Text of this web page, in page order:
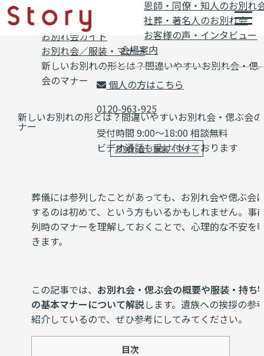
恩師・同僚・知人のお別れ
社葬・著名人のお別れ会
お客様の声・インタビュー
会場案内
個人の方はこちら
0120-963-925
受付時間 9:00～18:00 相談無料
ビデオ通話も受け付けております
お別れ会ガイド
お別れ会／服装・マナー
新しいお別れの形とは？間違いやすいお別れ会・偲
会のマナー
新しいお別れの形とは？間違いやすいお別れ会・偲ぶ会
ナー
お別れ会／服装・マナー
葬儀には参列したことがあっても、お別れ会や偲ぶ会
するのは初めて、という方もいるかもしれません。事
列時のマナーを理解しておくことで、心理的な不安を
きます。
この記事では、 お別れ会・偲ぶ会の概要や服装・持ち
の基本マナーについて解説します。遺族への挨拶の参
紹介しているので、ぜひ参考にしてみてください。
目次